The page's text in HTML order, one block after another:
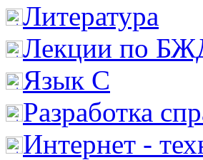
Литература
Лекции по
Язык С
Разработка
Интернет -